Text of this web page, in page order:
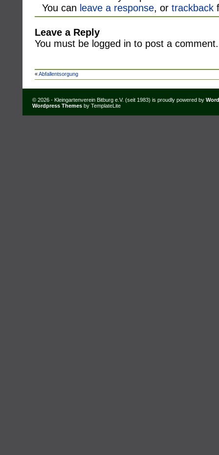
You can leave a response, or trackback
Leave a Reply
You must be logged in to post a comment.
«Abfallentsorgung
© 2026 - Kleingartenverein Bitburg e.V. (seit 1983) is proudly powered by
Wordpress Themes by TemplateLite